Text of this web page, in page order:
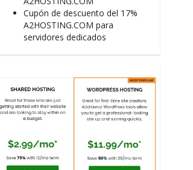
Cupón de descuento del 17%
A2HOSTING.COM para
servidores dedicados